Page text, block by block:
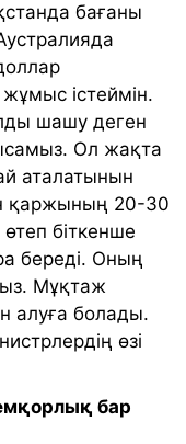
бағаны
істеймін.
шашу деген
Ол жақта
аталатынын
қаржының 20-30
біткенше
береді. Оның
Мұқтаж
алуға болады.
өзі
бар